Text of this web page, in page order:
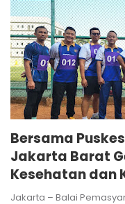
Bersama
Jakarta Barat
Kesehatan dan
Jakarta – Balai